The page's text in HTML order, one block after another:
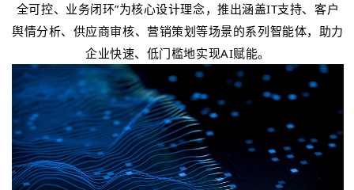
全可控、业务闭环”为核心设计理念，推出涵盖IT支持、客户
舆情分析、供应商审核、营销策划等场景的系列智能体，助力
企业快速、低门槛地实现AI赋能。